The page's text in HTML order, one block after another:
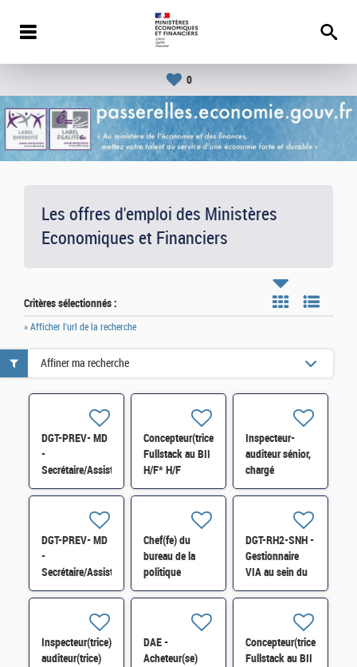
0
Les offres d'emploi des Ministères
Economiques et Financiers
Critères sélectionnés :
» Afficher l'url de la recherche
DGT-PREV- MD
-
Secrétaire/Assistant(e)
H/F
Concepteur(trice)/Développeur(euse)
Fullstack au BII
H/F* H/F
Inspecteur-
auditeur sénior,
chargé
notamment des
de l'Agence
Française
Anticorruption
H/F
DGT-PREV- MD
-
Secrétaire/Assistant(e)
H/F
Chef(fe) du
bureau de la
politique
budgétaire
DGT-RH2-SNH -
Gestionnaire
VIA au sein du
bureau des
humaines des
services à
l'étranger H/F
Inspecteur(trice)-
auditeur(trice)
DAE -
Acheteur(se)
Concepteur(trice)/
Fullstack au BII
Affiner ma recherche